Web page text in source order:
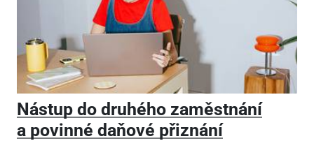
Nástup do druhého zaměstnání
a povinné daňové přiznání